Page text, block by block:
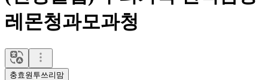
레몬청과모과청
충효원투쓰리맘